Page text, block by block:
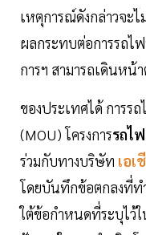
เหตุการณ์ดังกล่าวจะ
ผลกระทบต่อการรถไ
การฯ สามารถเดินหน้
ของประเทศได้ การร
(MOU) โครงการรถไ
ร่วมกับทางบริษัท เอเ
โดยบันทึกข้อตกลงที่
ใต้ข้อกำหนดที่ระบุไว้